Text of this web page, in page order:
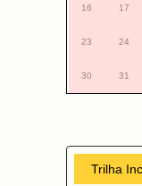
16 17
23 24
30 31
Trilha